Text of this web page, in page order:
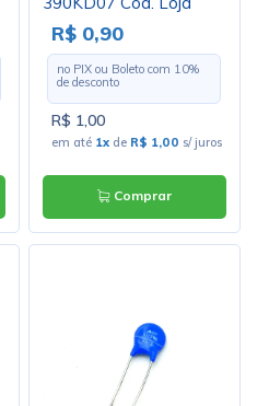
2420
R$ 0,90
no PIX ou Boleto com 10%
de desconto
R$ 1,00
em até 1x de R$ 1,00 s/ juros
Comprar